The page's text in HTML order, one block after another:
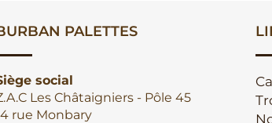
PALETTES
social
Les Châtaigniers - Pôle 45
rue Monbary